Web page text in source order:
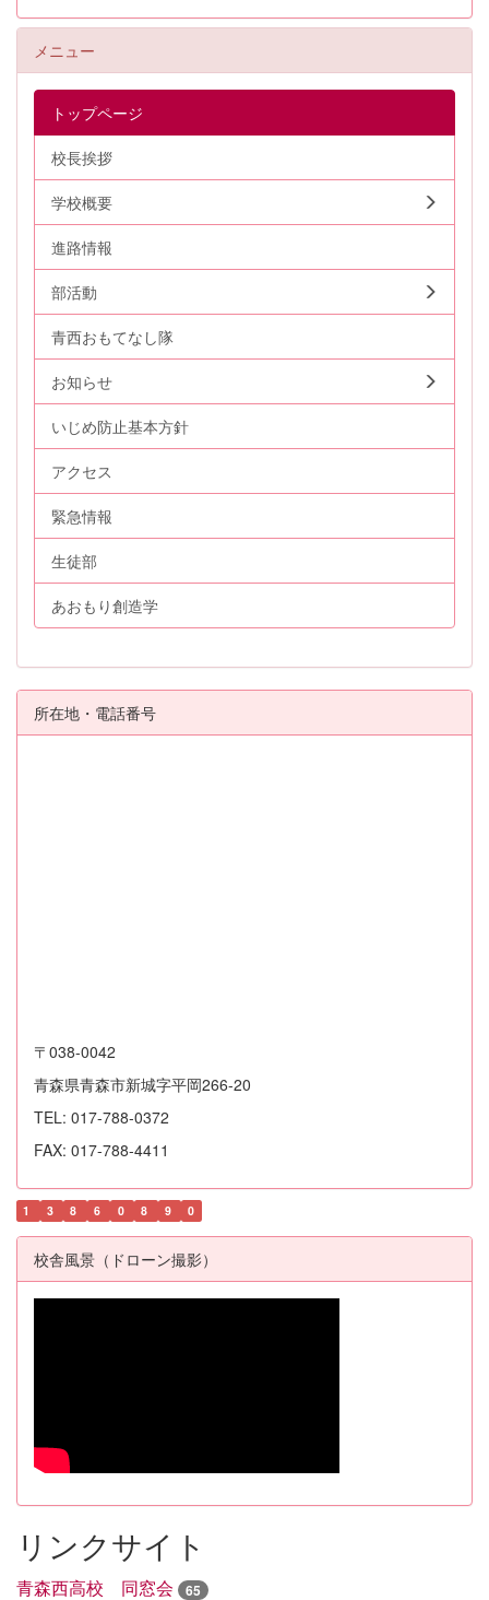
メニュー
トップページ
校長挨拶
学校概要
進路情報
部活動
青西おもてなし隊
お知らせ
いじめ防止基本方針
アクセス
緊急情報
生徒部
あおもり創造学
所在地・電話番号
〒038-0042
青森県青森市新城字平岡266-20
TEL: 017-788-0372
FAX: 017-788-4411
1 3 8 6 0 8 9 0
校舎風景（ドローン撮影）
リンクサイト
青森西高校 同窓会 65